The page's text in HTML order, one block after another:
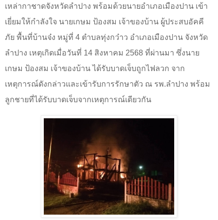
เหล่ากาชาดจังหวัดลำปาง พร้อมด้วยนายอำเภอเมืองปาน เข้า
เยี่ยมให้กำลังใจ นายเกษม ป้องสม เจ้าของบ้าน ผู้ประสบอัคคี
ภัย พื้นที่บ้านจ๋ง หมู่ที่ 4 ตำบลทุ่งกว๋าว อำเภอเมืองปาน จังหวัด
ลำปาง เหตุเกิดเมื่อวันที่ 14 สิงหาคม 2568 ที่ผ่านมา ซึ่งนาย
เกษม ป้องสม เจ้าของบ้าน ได้รับบาดเจ็บถูกไฟลวก จาก
เหตุการณ์ดังกล่าวและเข้ารับการรักษาตัว ณ รพ.ลำปาง พร้อม
ลูกชายที่ได้รับบาดเจ็บจากเหตุการณ์เดียวกัน